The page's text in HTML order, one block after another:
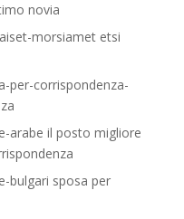
novia
morsiamet etsi
per-corrispondenza-
arabe il posto migliore
bulgari sposa per